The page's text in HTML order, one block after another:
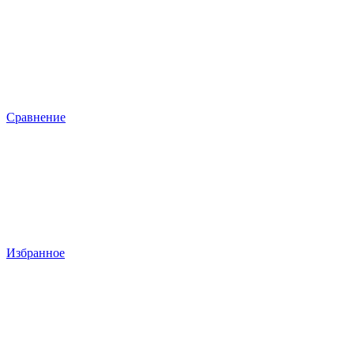
Сравнение
Избранное